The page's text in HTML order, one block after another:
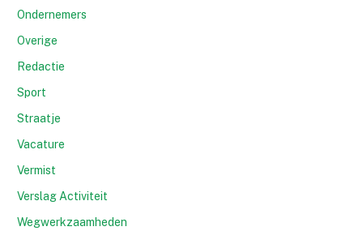
Ondernemers
Overige
Redactie
Sport
Straatje
Vacature
Vermist
Verslag Activiteit
Wegwerkzaamheden